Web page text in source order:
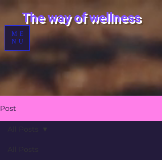
ME
NU
The way of wellness
Post